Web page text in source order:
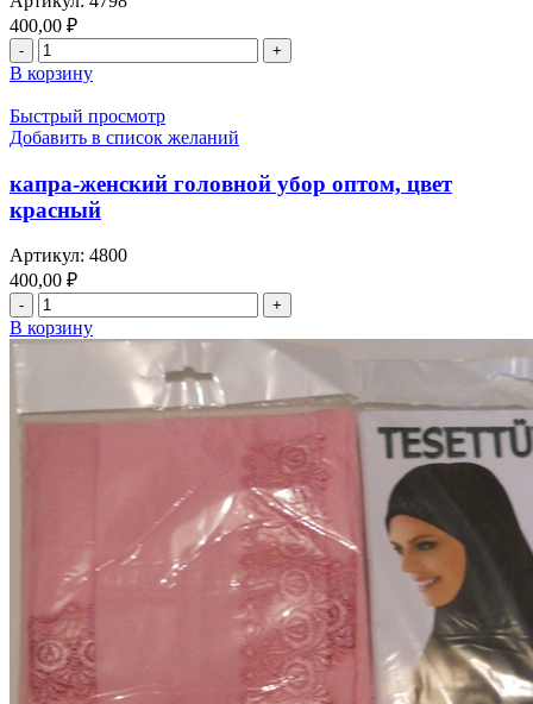
400,00 ₽
В корзину
Быстрый просмотр
Добавить в список желаний
капра-женский головной убор оптом, цвет
красный
Артикул: 4800
400,00 ₽
В корзину